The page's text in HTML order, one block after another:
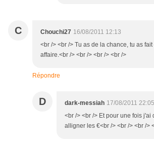
C Chouchi27 16/08/2011 12:13
<br /> <br /> Tu as de la chance, tu as
affaire.<br /> <br /> <br /> <br />
Répondre
D dark-messiah 17/08/2011 22:05
<br /> <br /> Et pour une fois j'ai
alligner les €<br /> <br /> <br />